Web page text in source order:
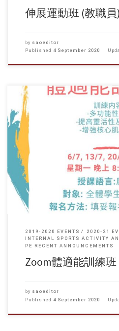
伸展運動班 (教職員)
by saoeditor
Published 4 September 2020
2019-2020 EVENTS 2020-21
INTERNAL SPORTS ACTIVITY
PE RECENT ANNOUNCEMENTS
Zoom體適能訓練班
by saoeditor
Published 4 September 2020